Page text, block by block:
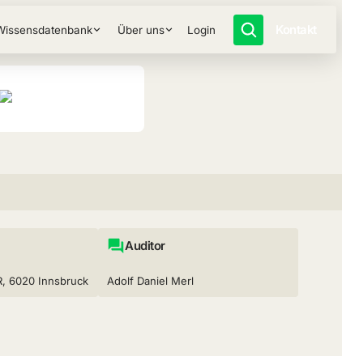
Über uns Login
6020 Innsbruck
Auditor
Adolf Daniel Merl